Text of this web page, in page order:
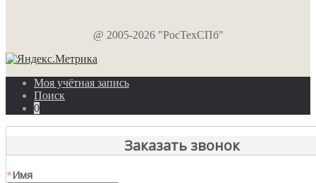
@ 2005-2026 "РосТехСПб"
Моя учётная запись
Поиск
0
Заказать звонок
*Имя